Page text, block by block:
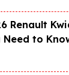
Renault
Need to